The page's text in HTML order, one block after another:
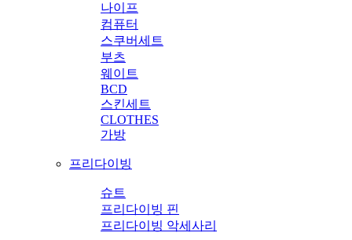
나이프
컴퓨터
스쿠버세트
부츠
웨이트
BCD
스킨세트
CLOTHES
가방
프리다이빙
슈트
프리다이빙 핀
프리다이빙 악세사리